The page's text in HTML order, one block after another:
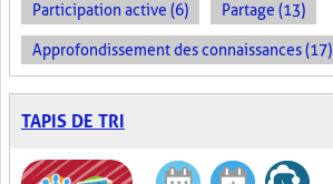
Participation active (6) Partage (13)
Approfondissement des connaissances (17)
TAPIS DE TRI